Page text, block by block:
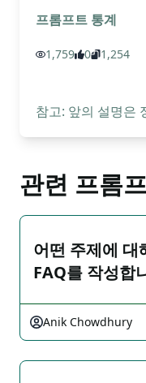
프롬프트 통계
1,759 0 1,254
참고: 앞의 설명은
관련 프롬
어떤 주제에 대
FAQ를 작성합
Anik Chowdhury